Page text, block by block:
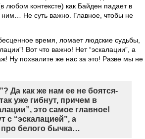
любом контексте) как Байден падает в
ним… Не суть важно. Главное, чтобы не
время, ломает людские судьбы,
Вот что важно! Нет “эскалации”, а
Ну похвалите же нас за это! Разве мы не
Да как же нам ее не боятся-
уже гибнут, причем в
это самое главное!
с “эскалацией”, а
про белого бычка…